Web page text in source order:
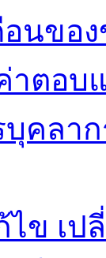
อนขอ
าตอบ
คลา
ไข เ